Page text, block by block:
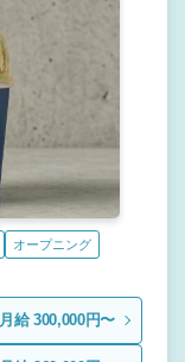
オープニング
月給 300,000円〜